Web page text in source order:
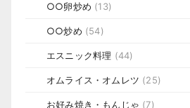
○○卵炒め (13)
○○炒め (54)
エスニック料理 (44)
オムライス・オムレツ (25)
お好み焼き・もんじゃ (7)